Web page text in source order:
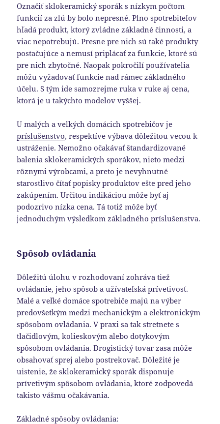
Označiť sklokeramický sporák s nízkym počtom
funkcií za zlú by bolo nepresné. Plno spotrebiteľov
hľadá produkt, ktorý zvládne základné činnosti, a
viac nepotrebujú. Presne pre nich sú také produkty
postačujúce a nemusí priplácať za funkcie, ktoré sú
pre nich zbytočné. Naopak pokročilí používatelia
môžu vyžadovať funkcie nad rámec základného
účelu. S tým ide samozrejme ruka v ruke aj cena,
ktorá je u takýchto modelov vyššej.
U malých a veľkých domácich spotrebičov je
príslušenstvo, respektíve výbava dôležitou vecou k
ustráženie. Nemožno očakávať štandardizované
balenia sklokeramických sporákov, nieto medzi
rôznymi výrobcami, a preto je nevyhnutné
starostlivo čítať popisky produktov ešte pred jeho
zakúpením. Určitou indikáciou môže byť aj
podozrivo nízka cena. Tá totiž môže byť
jednoduchým výsledkom základného príslušenstva.
Spôsob ovládania
Dôležitú úlohu v rozhodovaní zohráva tiež
ovládanie, jeho spôsob a užívateľská prívetivosť.
Malé a veľké domáce spotrebiče majú na výber
predovšetkým medzi mechanickým a elektronickým
spôsobom ovládania. V praxi sa tak stretnete s
tlačidlovým, kolieskovým alebo dotykovým
spôsobom ovládania. Drogistický tovar zasa môže
obsahovať sprej alebo postrekovač. Dôležité je
uistenie, že sklokeramický sporák disponuje
prívetivým spôsobom ovládania, ktoré zodpovedá
takisto vášmu očakávania.
Základné spôsoby ovládania: